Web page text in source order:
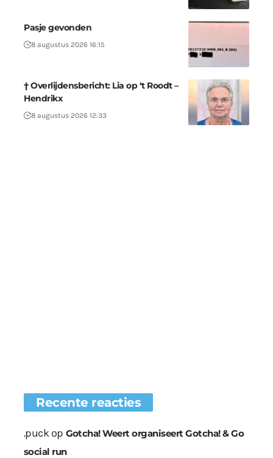
Pasje gevonden
8 augustus 2026 16:15
† Overlijdensbericht: Lia op ‘t Roodt –
Hendrikx
8 augustus 2026 12:33
Recente reacties
.puckop Gotcha! Weert organiseert Gotcha! & Go
social run